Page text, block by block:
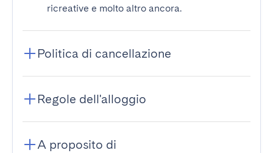
ricreative e molto altro ancora.
Politica di cancellazione
Regole dell'alloggio
A proposito di